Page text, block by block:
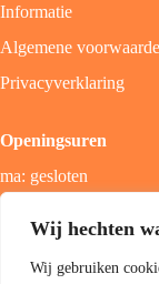
Wij hechten
Wij gebruiken
Informatie
Algemene
Privacyverklaring
Openingsuren
ma: gesloten